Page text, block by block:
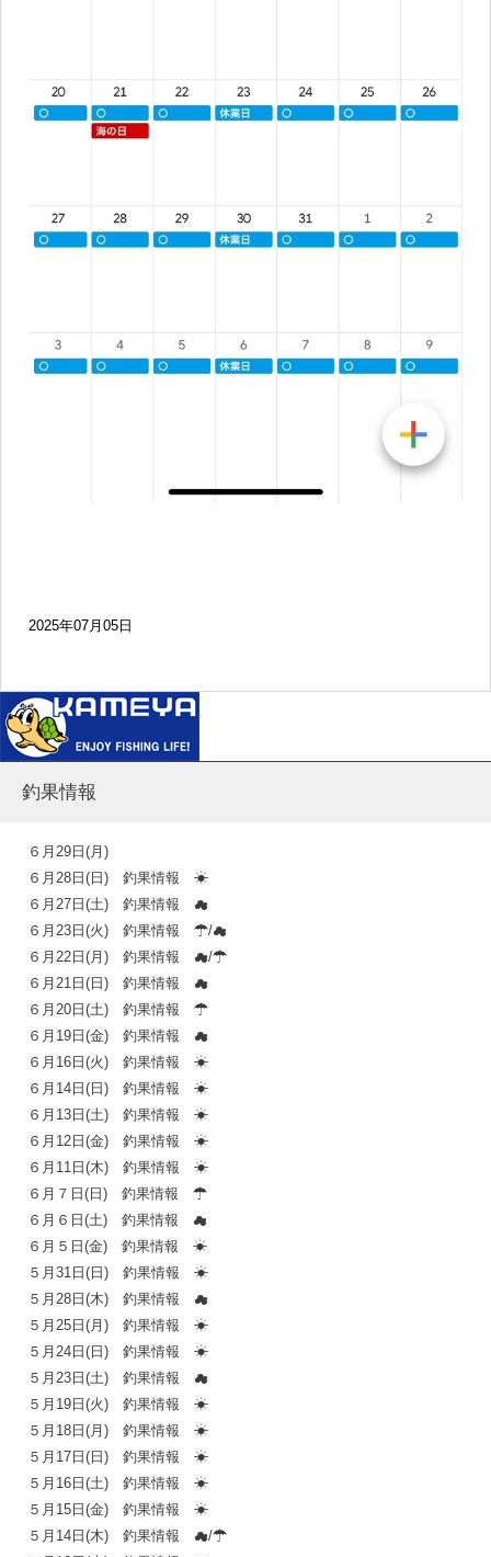
2025年07月05日
釣果情報
６月29日(月)
６月28日(日) 釣果情報 ☀
６月27日(土) 釣果情報 ☁
６月23日(火) 釣果情報 ☂/☁
６月22日(月) 釣果情報 ☁/☂
６月21日(日) 釣果情報 ☁
６月20日(土) 釣果情報 ☂
６月19日(金) 釣果情報 ☁
６月16日(火) 釣果情報 ☀
６月14日(日) 釣果情報 ☀
６月13日(土) 釣果情報 ☀
６月12日(金) 釣果情報 ☀
６月11日(木) 釣果情報 ☀
６月７日(日) 釣果情報 ☂
６月６日(土) 釣果情報 ☁
６月５日(金) 釣果情報 ☀
５月31日(日) 釣果情報 ☀
５月28日(木) 釣果情報 ☁
５月25日(月) 釣果情報 ☀
５月24日(日) 釣果情報 ☀
５月23日(土) 釣果情報 ☁
５月19日(火) 釣果情報 ☀
５月18日(月) 釣果情報 ☀
５月17日(日) 釣果情報 ☀
５月16日(土) 釣果情報 ☀
５月15日(金) 釣果情報 ☀
５月14日(木) 釣果情報 ☁/☂